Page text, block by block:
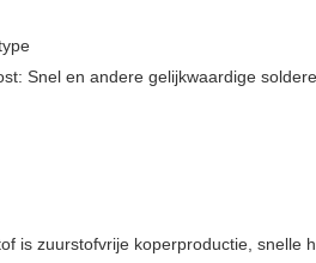
Snel en andere gelijkwaardige
is zuurstofvrije koperproductie, snelle